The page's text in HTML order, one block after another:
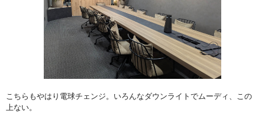
こちらもやはり電球チェンジ。いろんなダウンライトでムーディ、この
上ない。